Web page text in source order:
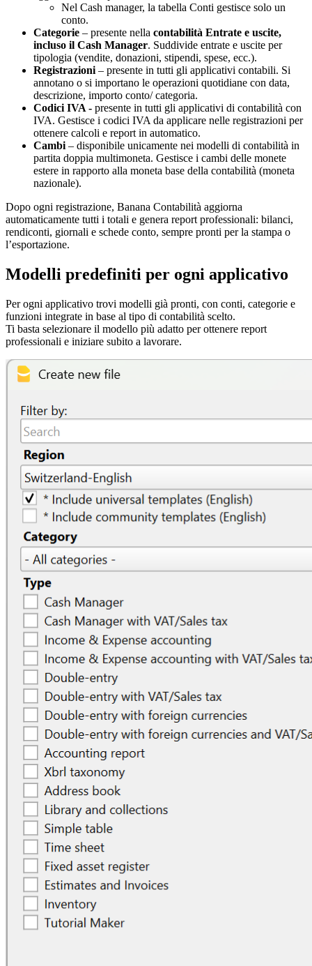
Nel Cash manager, la tabella Conti gestisce solo un
conto.
Categorie – presente nella contabilità Entrate e uscite,
incluso il Cash Manager. Suddivide entrate e uscite per
tipologia (vendite, donazioni, stipendi, spese, ecc.).
Registrazioni – presente in tutti gli applicativi contabili. Si
annotano o si importano le operazioni quotidiane con data,
descrizione, importo conto/ categoria.
Codici IVA - presente in tutti gli applicativi di contabilità con
IVA. Gestisce i codici IVA da applicare nelle registrazioni per
ottenere calcoli e report in automatico.
Cambi – disponibile unicamente nei modelli di contabilità in
partita doppia multimoneta. Gestisce i cambi delle monete
estere in rapporto alla moneta base della contabilità (moneta
nazionale).
Dopo ogni registrazione, Banana Contabilità aggiorna
automaticamente tutti i totali e genera report professionali: bilanci,
rendiconti, giornali e schede conto, sempre pronti per la stampa o
l’esportazione.
Modelli predefiniti per ogni applicativo
Per ogni applicativo trovi modelli già pronti, con conti, categorie e
funzioni integrate in base al tipo di contabilità scelto.
Ti basta selezionare il modello più adatto per ottenere report
professionali e iniziare subito a lavorare.